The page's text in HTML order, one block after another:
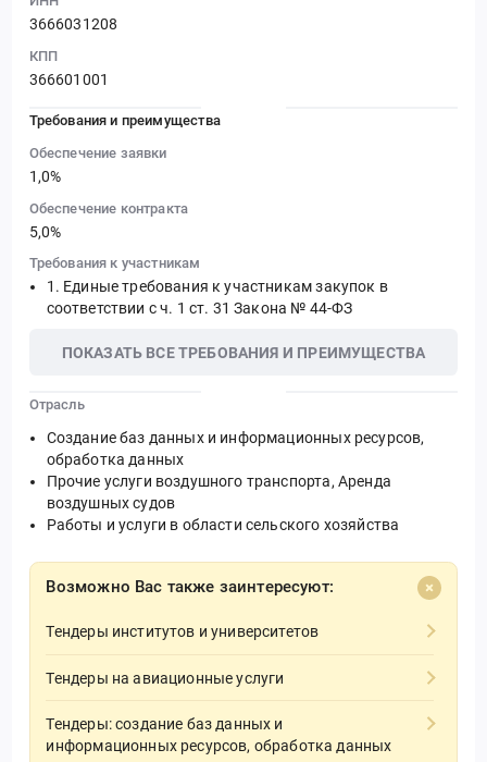
3666031208
КПП
366601001
Требования и преимущества
Обеспечение заявки
1,0%
Обеспечение контракта
5,0%
Требования к участникам
Единые требования к участникам закупок в
соответствии с ч. 1 ст. 31 Закона № 44-ФЗ
ПОКАЗАТЬ ВСЕ ТРЕБОВАНИЯ И ПРЕИМУЩЕСТВА
Отрасль
Создание баз данных и информационных ресурсов,
обработка данных
Прочие услуги воздушного транспорта, Аренда
воздушных судов
Работы и услуги в области сельского хозяйства
Возможно Вас также заинтересуют:
Тендеры институтов и университетов
Тендеры на авиационные услуги
Тендеры: создание баз данных и
информационных ресурсов, обработка данных